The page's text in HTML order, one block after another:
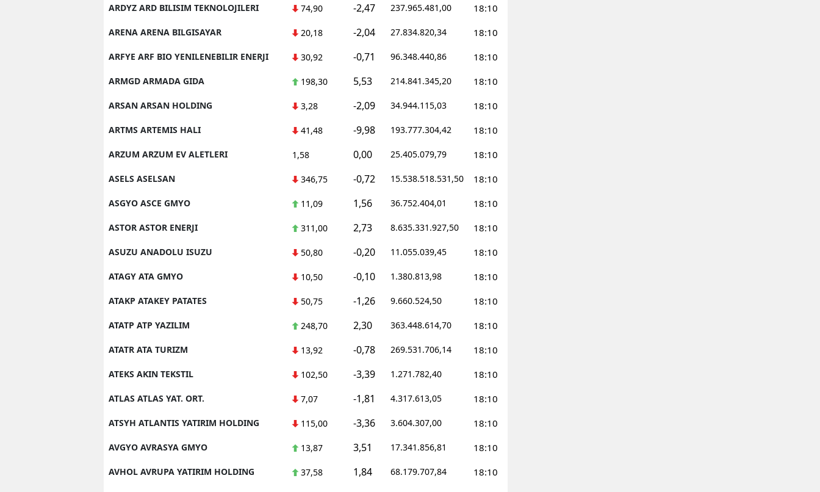
ARDYZ ARD BILISIM TEKNOLOJILERI 74,90 -2,47 237.965.481,00 18:10
ARENA ARENA BILGISAYAR 20,18 -2,04 27.834.820,34 18:10
ARFYE ARF BIO YENILENEBILIR ENERJI 30,92 -0,71 96.348.440,86 18:10
ARMGD ARMADA GIDA 198,30 5,53 214.841.345,20 18:10
ARSAN ARSAN HOLDING 3,28 -2,09 34.944.115,03 18:10
ARTMS ARTEMIS HALI 41,48 -9,98 193.777.304,42 18:10
ARZUM ARZUM EV ALETLERI 1,58 0,00 25.405.079,79 18:10
ASELS ASELSAN 346,75 -0,72 15.538.518.531,50 18:10
ASGYO ASCE GMYO 11,09 1,56 36.752.404,01 18:10
ASTOR ASTOR ENERJI 311,00 2,73 8.635.331.927,50 18:10
ASUZU ANADOLU ISUZU 50,80 -0,20 11.055.039,45 18:10
ATAGY ATA GMYO 10,50 -0,10 1.380.813,98 18:10
ATAKP ATAKEY PATATES 50,75 -1,26 9.660.524,50 18:10
ATATP ATP YAZILIM 248,70 2,30 363.448.614,70 18:10
ATATR ATA TURIZM 13,92 -0,78 269.531.706,14 18:10
ATEKS AKIN TEKSTIL 102,50 -3,39 1.271.782,40 18:10
ATLAS ATLAS YAT. ORT. 7,07 -1,81 4.317.613,05 18:10
ATSYH ATLANTIS YATIRIM HOLDING 115,00 -3,36 3.604.307,00 18:10
AVGYO AVRASYA GMYO 13,87 3,51 17.341.856,81 18:10
AVHOL AVRUPA YATIRIM HOLDING 37,58 1,84 68.179.707,84 18:10